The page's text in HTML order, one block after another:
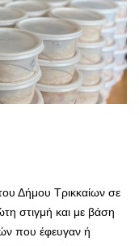
Δήμου Τρικκαίων σε
στιγμή και με βάση
που έφευγαν ή